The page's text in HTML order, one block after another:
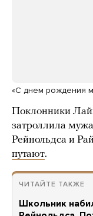
«С днем рождения
Поклонники
затроллила
Рейнольдса и
путают.
ЧИТАЙТЕ ТАКЖЕ
Школьник